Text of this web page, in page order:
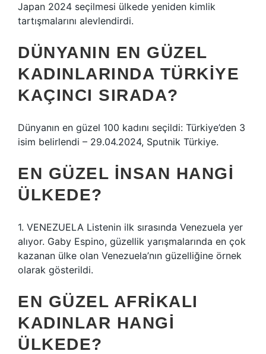
Japan 2024 seçilmesi ülkede yeniden kimlik
tartışmalarını alevlendirdi.
DÜNYANIN EN GÜZEL
KADINLARINDA TÜRKIYE
KAÇINCI SIRADA?
Dünyanın en güzel 100 kadını seçildi: Türkiye’den 3
isim belirlendi – 29.04.2024, Sputnik Türkiye.
EN GÜZEL INSAN HANGI
ÜLKEDE?
1. VENEZUELA Listenin ilk sırasında Venezuela yer
alıyor. Gaby Espino, güzellik yarışmalarında en çok
kazanan ülke olan Venezuela’nın güzelliğine örnek
olarak gösterildi.
EN GÜZEL AFRIKALI
KADINLAR HANGI
ÜLKEDE?